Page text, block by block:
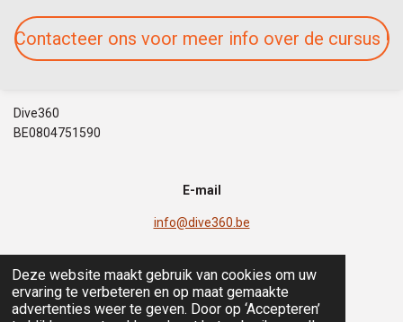
Deze website maakt gebruik van cookies om uw
ervaring te verbeteren en op maat gemaakte
advertenties weer te geven. Door op ‘Accepteren’
Contacteer ons voor meer info over de cursus !
Dive360
BE0804751590
E-mail
info@dive360.be
F
a
I
n
T
i
W
h